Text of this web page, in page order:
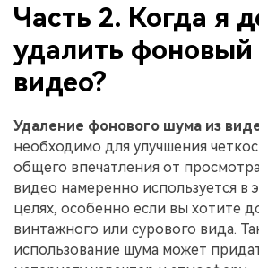
Часть 2. Когда я
удалить
видео?
Удаление фонового шума из
необходимо для улучшения
общего впечатления от
видео намеренно используется в
целях, особенно если вы хотите
винтажного или сурового вида.
использование шума может